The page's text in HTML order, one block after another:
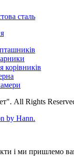
сталь
корівників
All Rights
by Hann.
і ми пришлемо